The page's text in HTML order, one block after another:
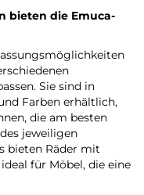
bieten die Emuca-
Sie sind in
Farben erhältlich,
die am besten
jeweiligen
bieten Räder mit
für Möbel, die eine